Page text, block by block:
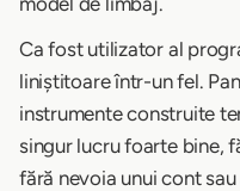
Ca fost utilizator al
liniștitoare într-un fel.
instrumente construite
singur lucru foarte bine,
fără nevoia unui cont